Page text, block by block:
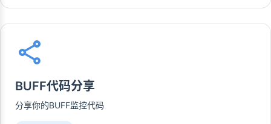
BUFF代码分享
分享你的BUFF监控代码